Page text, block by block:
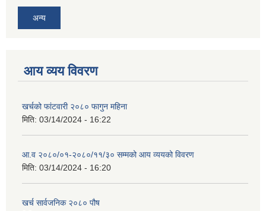
अन्य
आय व्यय विवरण
खर्चको फांटवारी २०८० फागुन महिना
मिति: 03/14/2024 - 16:22
आ.व २०८०/०१-२०८०/११/३० सम्मको आय व्ययको विवरण
मिति: 03/14/2024 - 16:20
खर्च सार्वजनिक २०८० पौष